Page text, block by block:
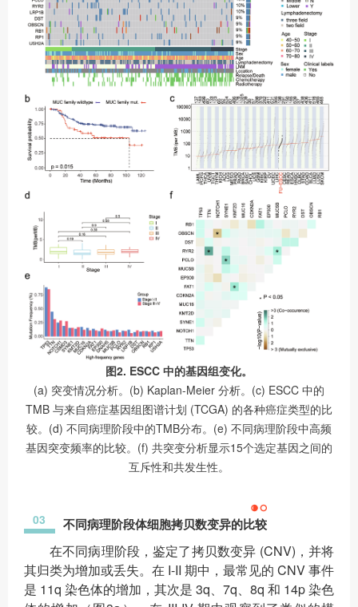
图2. ESCC 中的基因组变化。
(a) 突变情况分析。(b) Kaplan-Meier 分析。(c) ESCC 中的
TMB 与来自癌症基因组图谱计划 (TCGA) 的各种癌症类型的比
较。(d) 不同病理阶段中的TMB分布。(e) 不同病理阶段中高频
基因突变频率的比较。(f) 共突变分析显示15个选定基因之间的
互斥性和共发生性。
03 不同病理阶段体细胞拷贝数变异的比较
在不同病理阶段，鉴定了拷贝数变异 (CNV)，并将
其归类为增加或丢失。在 I-II 期中，最常见的 CNV 事件
是 11q 染色体的增加，其次是 3q、7q、8q 和 14p 染色